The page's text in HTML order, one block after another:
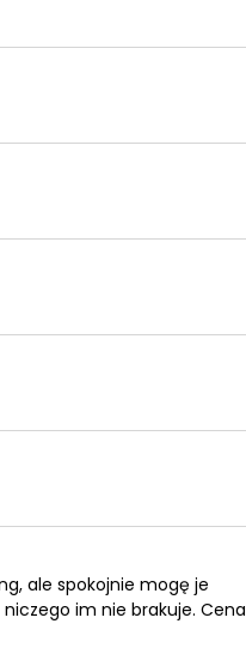
ale spokojnie mogę je
im nie brakuje. Cena